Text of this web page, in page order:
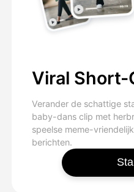
Viral
Verander de schattige
baby-dans clip met
speelse meme-
berichten.